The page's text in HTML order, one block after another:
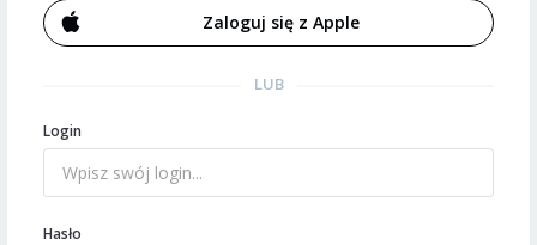
Zaloguj się z Apple
LUB
Login
Hasło